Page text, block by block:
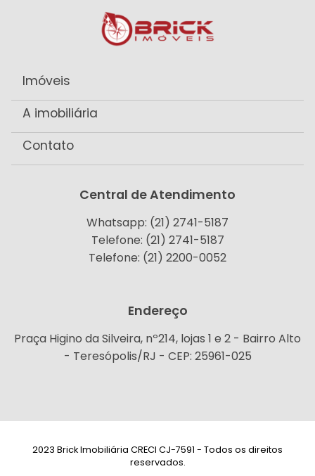
Imóveis
A imobiliária
Contato
Central de Atendimento
Whatsapp: (21) 2741-5187
Telefone: (21) 2741-5187
Telefone: (21) 2200-0052
Endereço
Praça Higino da Silveira, nº214, lojas 1 e 2 - Bairro Alto
- Teresópolis/RJ - CEP: 25961-025
2023 Brick Imobiliária CRECI CJ-7591 - Todos os direitos
reservados.